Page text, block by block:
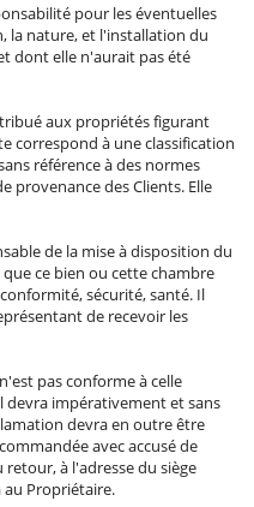
pour les éventuelles
la nature, et l'installation du
dont elle n'aurait pas été
aux propriétés figurant
correspond à une classification
référence à des normes
provenance des Clients. Elle
de la mise à disposition du
ce bien ou cette chambre
sécurité, santé. Il
de recevoir les
pas conforme à celle
devra impérativement et sans
devra en outre être
avec accusé de
à l'adresse du siège
Propriétaire.